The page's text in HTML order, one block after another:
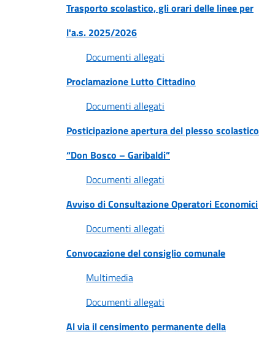
Trasporto scolastico, gli orari delle linee per
l'a.s. 2025/2026
Documenti allegati
Proclamazione Lutto Cittadino
Documenti allegati
Posticipazione apertura del plesso scolastico
“Don Bosco – Garibaldi”
Documenti allegati
Avviso di Consultazione Operatori Economici
Documenti allegati
Convocazione del consiglio comunale
Multimedia
Documenti allegati
Al via il censimento permanente della